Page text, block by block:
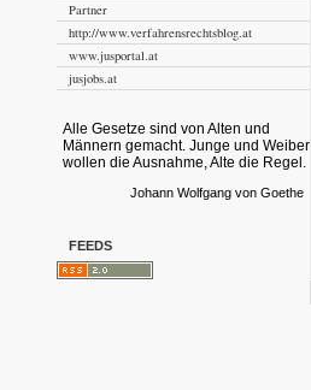
Partner
http://www.verfahrensrechtsblog.at
www.jusportal.at
jusjobs.at
Alle Gesetze sind von Alten und
Männern gemacht. Junge und Weiber
wollen die Ausnahme, Alte die Regel.
Johann Wolfgang von Goethe
FEEDS